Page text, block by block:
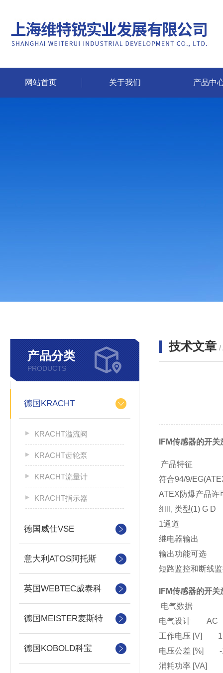
网站首页 关于我们 产品中
产品分类
PRODUCTS
德国KRACHT
KRACHT溢流阀
KRACHT齿轮泵
KRACHT流量计
KRACHT指示器
德国威仕VSE
意大利ATOS阿托斯
英国WEBTEC威泰科
德国MEISTER麦斯特
德国KOBOLD科宝
技术文章 /
IFM传感器的开
产品特征
符合94/9/
ATEX防爆产品许
组II, 类型(1) G D
1通道
继电器输出
输出功能可选
短路监控和断线
IFM传感器的开
电气数据
电气设计 AC
工作电压 [V]
电压公差 [%] -
消耗功率 [VA]